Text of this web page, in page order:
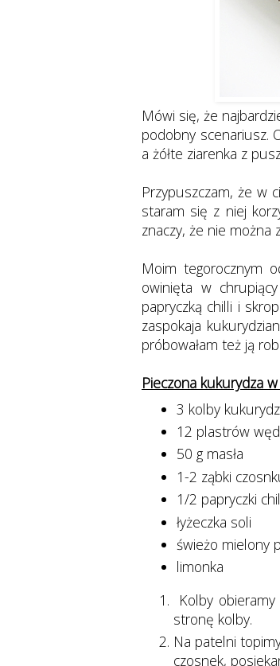
Mówi się, że
podobny scenariusz.
a żółte ziarenka z
Przypuszczam, że w
staram się z niej
znaczy, że nie można
Moim tegorocznym
owinięta w
papryczką chilli i
zaspokaja
próbowałam też ją
Pieczona kukurydza
3 kolby
12 plastrów
50 g masła
1-2 ząbki
1/2 papryczki
łyżeczka soli
świeżo mielony
limonka
Kolby
stronę kolby.
Na patelni
czosnek,